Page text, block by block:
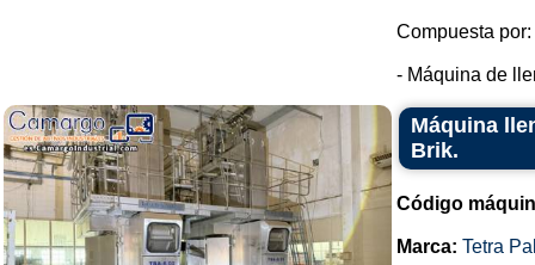
Compuesta por:
- Máquina de
Máquina
Brik.
Código
Marca: Tetra